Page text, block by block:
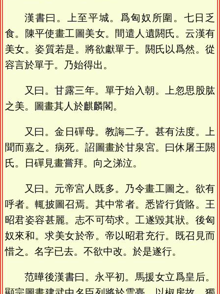
漢書曰。上至平城。爲匈奴所圍。七日乏
食。陳平使畫工圖美女。間遣人遺閼氏。云漢有
美女。姿質若是。將欲獻單于。閼氏以爲然。從
容言於單于。乃始得出。
又曰。甘露三年。單于始入朝。上忽思股肱
之美。圖畫其人於麒麟閣。
又曰。金日磾母。教誨二子。甚有法度。上
聞而嘉之。病死。詔圖畫於甘泉宮。曰休屠王閼
氏。日磾見畫嘗拜。向之涕泣。
又曰。元帝宮人既多。乃令畫工圖之。欲有
呼者。輒披圖召焉。其中常者。悉皆行貨賂。王
昭君姿容甚麗。志不可苟求。工遂毀其狀。後匈
奴來和。求美女於帝。帝以昭君充行。既召見而
惜之。名字已去。不欲中改。於是遂行。
范曄後漢書曰。永平初。馬援女立爲皇后。